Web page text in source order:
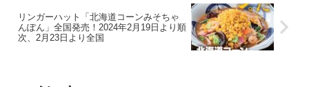
リンガーハット「北海道コーンみそちゃ
んぽん」全国発売！2024年2月19日より順
次、2月23日より全国